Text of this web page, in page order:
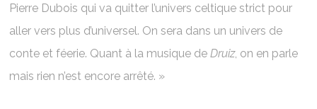
Pierre Dubois qui va quitter l’univers celtique strict pour
aller vers plus d’universel. On sera dans un univers de
conte et féerie. Quant à la musique deDruiz, on en parle
mais rien n’est encore arrêté. »